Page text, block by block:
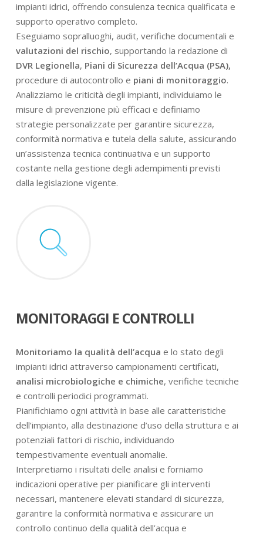
impianti idrici, offrendo consulenza tecnica qualificata e
supporto operativo completo.
Eseguiamo sopralluoghi, audit, verifiche documentali e
valutazioni del rischio, supportando la redazione di
DVR Legionella, Piani di Sicurezza dell’Acqua (PSA),
procedure di autocontrollo e piani di monitoraggio.
Analizziamo le criticità degli impianti, individuiamo le
misure di prevenzione più efficaci e definiamo
strategie personalizzate per garantire sicurezza,
conformità normativa e tutela della salute, assicurando
un’assistenza tecnica continuativa e un supporto
costante nella gestione degli adempimenti previsti
dalla legislazione vigente.
MONITORAGGI E CONTROLLI
Monitoriamo la qualità dell’acqua e lo stato degli
impianti idrici attraverso campionamenti certificati,
analisi microbiologiche e chimiche, verifiche tecniche
e controlli periodici programmati.
Pianifichiamo ogni attività in base alle caratteristiche
dell’impianto, alla destinazione d’uso della struttura e ai
potenziali fattori di rischio, individuando
tempestivamente eventuali anomalie.
Interpretiamo i risultati delle analisi e forniamo
indicazioni operative per pianificare gli interventi
necessari, mantenere elevati standard di sicurezza,
garantire la conformità normativa e assicurare un
controllo continuo della qualità dell’acqua e